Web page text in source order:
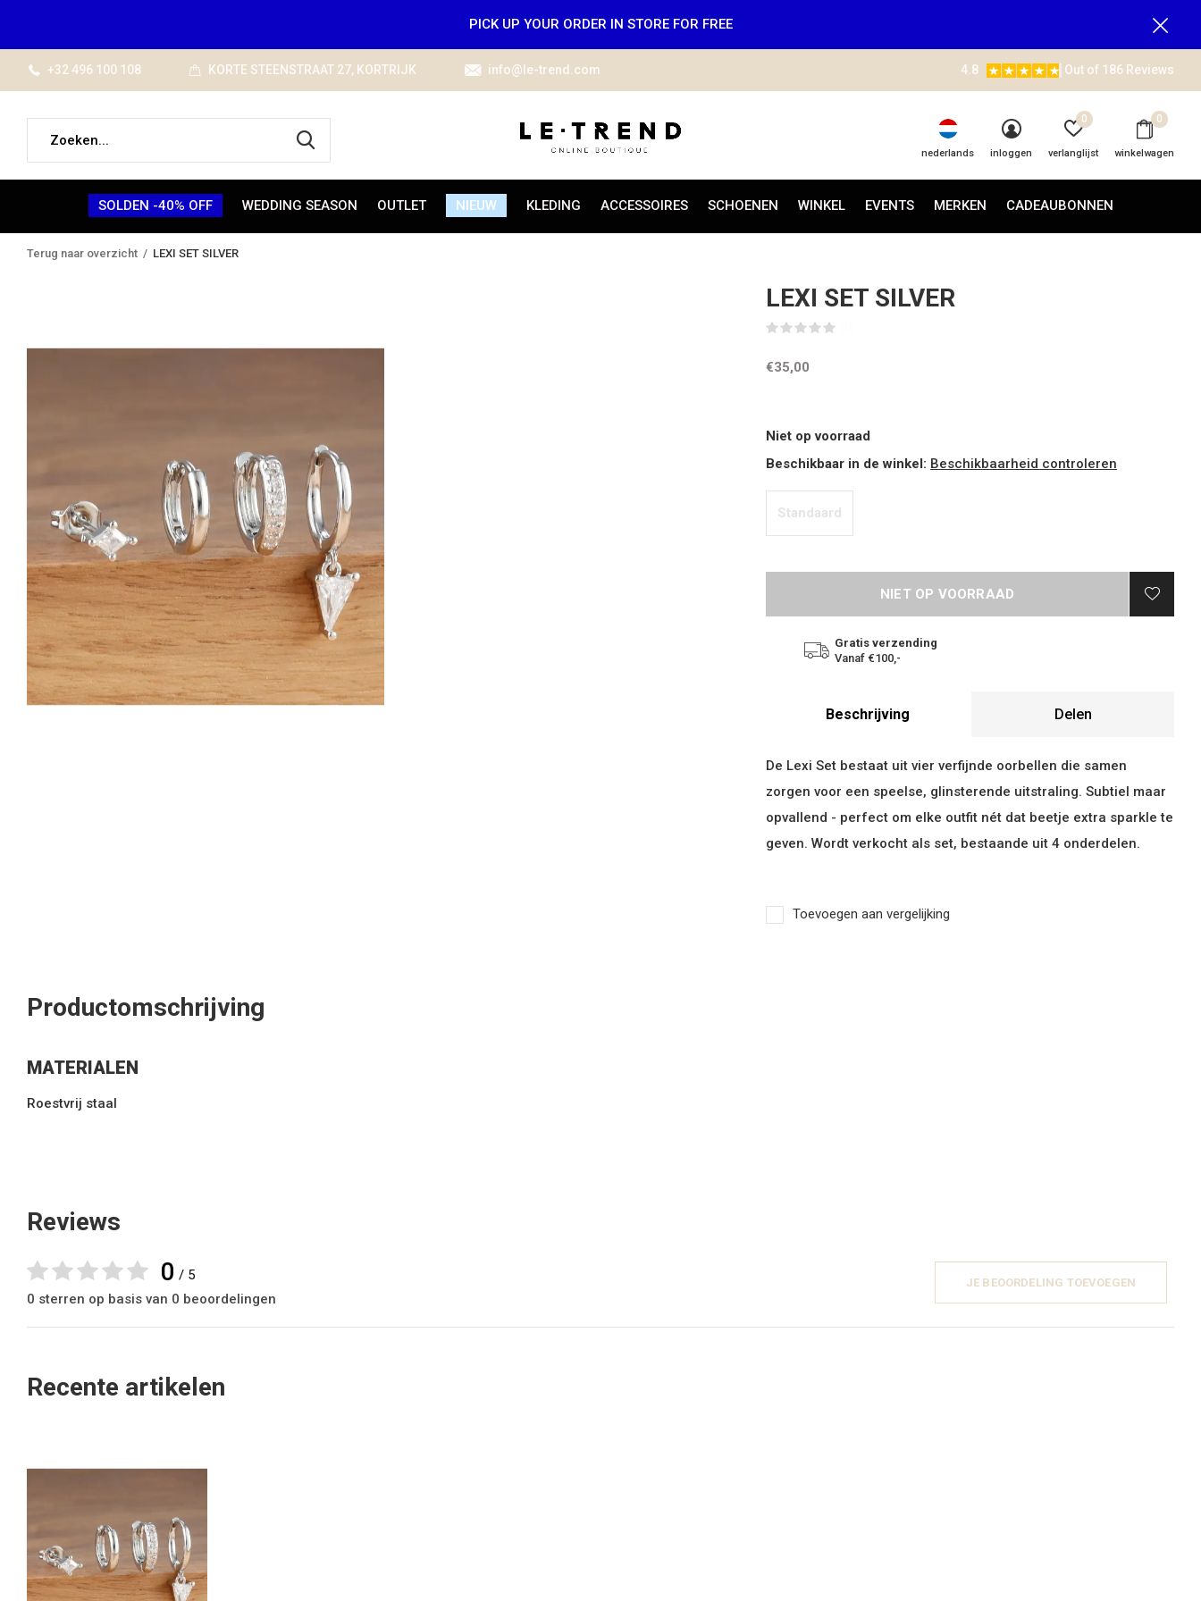
SOLDEN -40% OFF WEDDING SEASON OUTLET NIEUW KLEDING ACCESSOIRES SCHOENEN WINKEL EVENTS MERKEN CADEAUBONNEN
nederlands inloggen verlanglijst
0
winkelwagen
0
+32 496 100 108 KORTE STEENSTRAAT 27, KORTRIJK info@le-trend.com 4.8 Out of 186 Reviews
PICK UP YOUR ORDER IN STORE FOR FREE
Terug naar overzicht LEXI SET SILVER
LEXI SET SILVER
€35,00
Niet op voorraad
Beschikbaar in de winkel: Beschikbaarheid controleren
Standaard
NIET OP VOORRAAD
Gratis verzending
Vanaf €100,-
Beschrijving Delen
De Lexi Set bestaat uit vier verfijnde oorbellen die samen
zorgen voor een speelse, glinsterende uitstraling. Subtiel maar
opvallend - perfect om elke outfit nét dat beetje extra sparkle te
geven. Wordt verkocht als set, bestaande uit 4 onderdelen.
Toevoegen aan vergelijking
Productomschrijving
MATERIALEN
Roestvrij staal
Reviews
0 / 5
0 sterren op basis van 0 beoordelingen
JE BEOORDELING TOEVOEGEN
Recente artikelen